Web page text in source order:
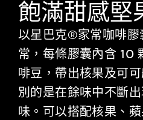
飽滿甜感​堅
以星巴克®家常咖啡膠
常，每條膠囊內含 10
啡豆，帶出核果及可
別的是在餘味中不斷
味。可以搭配核果、